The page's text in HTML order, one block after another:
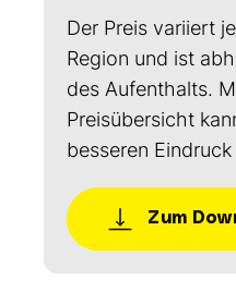
Der Preis variiert
Region und ist
des Aufenthalts.
Preisübersicht
besseren
Zum